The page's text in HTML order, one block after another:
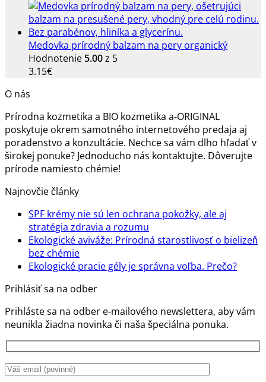
Medovka prírodný balzam na pery organický
Hodnotenie 5.00z 5
3.15€
O nás
Prírodna kozmetika a BIO kozmetika a-ORIGINAL
poskytuje okrem samotného internetového predaja aj
poradenstvo a konzultácie. Nechce sa vám dlho hľadať v
širokej ponuke? Jednoducho nás kontaktujte. Dôverujte
prírode namiesto chémie!
Najnovčie články
SPF krémy nie sú len ochrana pokožky, ale aj
stratégia zdravia a rozumu
komentáre
SPF
len
ochrana
pokožky,
ale
Ekologické aviváže: Prírodná starostlivosť o bielizeň
bez chémieŽiadne
komentáre
Ekologické
aviváže:
Prírodná
starostlivosť
o
bielizeň
Ekologické pracie gély je správna voľba. Prečo?
pracie
je
Prihlásiť sa na odber
Prihláste sa na odber e-mailového newslettera, aby vám
neunikla žiadna novinka či naša špeciálna ponuka.